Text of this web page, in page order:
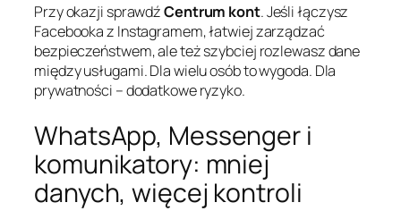
Przy okazji sprawdźCentrum kont. Jeśli łączysz
Facebooka z Instagramem, łatwiej zarządzać
bezpieczeństwem, ale też szybciej rozlewasz dane
między usługami. Dla wielu osób to wygoda. Dla
prywatności – dodatkowe ryzyko.
WhatsApp, Messenger i
komunikatory: mniej
danych, więcej kontroli